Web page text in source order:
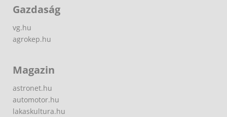
Gazdaság
vg.hu
agrokep.hu
Magazin
astronet.hu
automotor.hu
lakaskultura.hu